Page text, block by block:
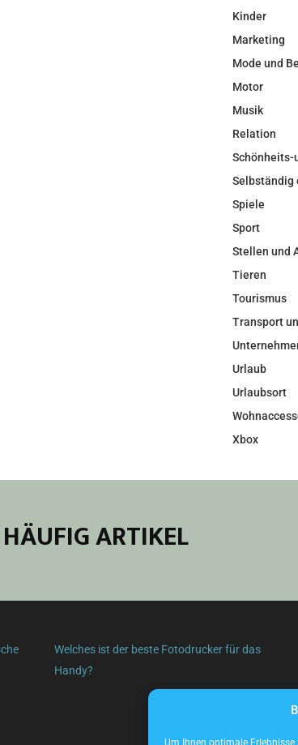
Um Ihnen optimale Erlebnisse
Kinder
Marketing
Mode und
Motor
Musik
Relation
Schönheits-
Selbständig
Spiele
Sport
Stellen und
Tieren
Tourismus
Transport
Urlaub
Urlaubsort
Xbox
ARTIKEL
Welches ist der beste Fotodrucker für das
Handy?